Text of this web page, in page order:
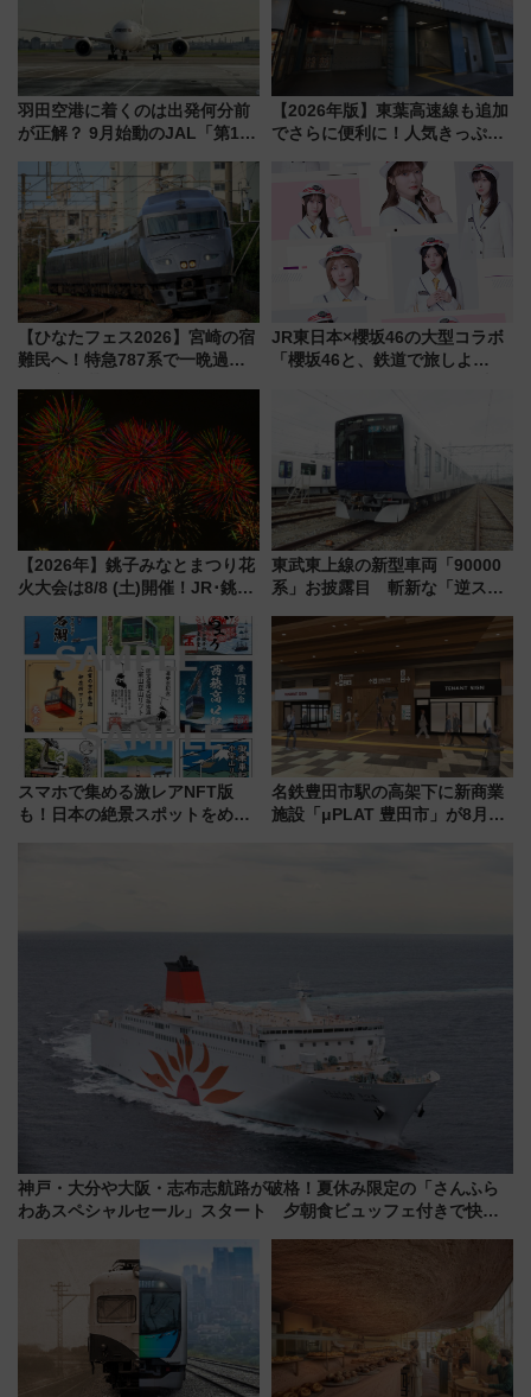
羽田空港に着くのは出発何分前
が正解？ 9月始動のJAL「第1タ
歩1キロ超え！ 知っておきたい
変更点まとめ
【2026年版】東葉高速線も追加
でさらに便利に！人気きっぷ
今年も発売 秋・早春に千葉県を
巡るなら使い勝手・コスパ抜群
【ひなたフェス2026】宮崎の宿
難民へ！特急787系で一晩過ご
ローおひさま」が救世主に？
JR東日本×櫻坂46の大型コラボ
「櫻坂46と、鉄道で旅しよ
【2026年】銚子みなとまつり花
火大会は8/8 (土)開催！JR･銚子
報、利根川に咲く8,000発の大迫
力＆屋台を満喫
東武東上線の新型車両「90000
系」お披露目 斬新な「逆スラ
放的な車内空間に注目、デビュ
ーは9月
スマホで集める激レアNFT版
も！日本の絶景スポットをめぐ
名鉄豊田市駅の高架下に新商業
施設「μPLAT 豊田市」が8月26
神戸・大分や大阪・志布志航路が破格！夏休み限定の「さんふら
わあスペシャルセール」スタート 夕朝食ビュッフェ付きで快適